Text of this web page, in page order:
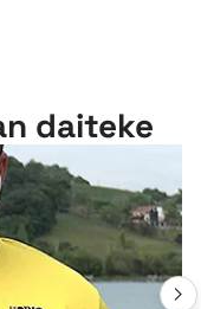
daiteke